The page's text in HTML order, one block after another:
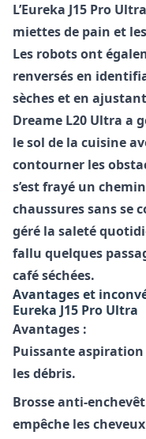
L’Eureka J15 Pro
miettes de pain et
Les robots ont
renversés en
sèches et en
Dreame L20 Ultra a
le sol de la cuisine
contourner les
s’est frayé un
chaussures sans se
géré la saleté
fallu quelques
café séchées.
Avantages et
Eureka J15 Pro Ultra
Avantages :
Puissante aspiration
les débris.
Brosse anti-
empêche les cheveux